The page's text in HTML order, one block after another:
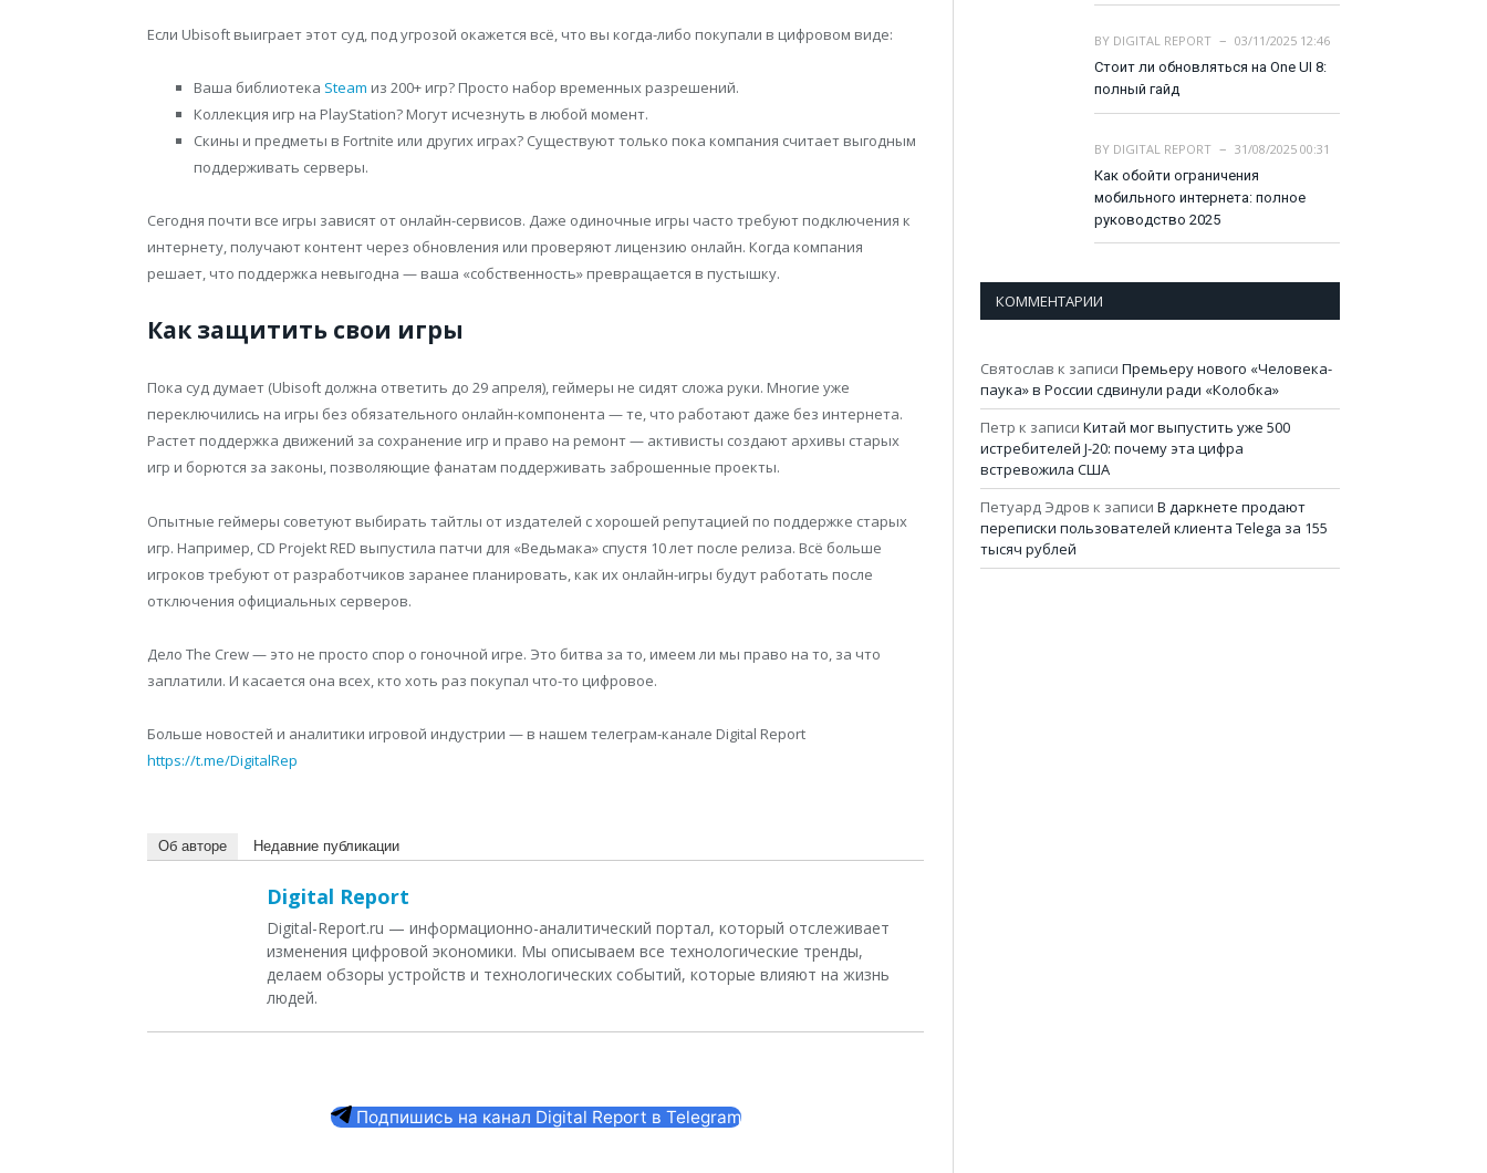
Если Ubisoft выиграет этот суд, под угрозой окажется всё, что вы когда-либо покупали в цифровом виде:
Ваша библиотека Steam из 200+ игр? Просто набор временных разрешений.
Коллекция игр на PlayStation? Могут исчезнуть в любой момент.
Скины и предметы в Fortnite или других играх? Существуют только пока компания считает выгодным
поддерживать серверы.
Сегодня почти все игры зависят от онлайн-сервисов. Даже одиночные игры часто требуют подключения к
интернету, получают контент через обновления или проверяют лицензию онлайн. Когда компания
решает, что поддержка невыгодна — ваша «собственность» превращается в пустышку.
Как защитить свои игры
Пока суд думает (Ubisoft должна ответить до 29 апреля), геймеры не сидят сложа руки. Многие уже
переключились на игры без обязательного онлайн-компонента — те, что работают даже без интернета.
Растет поддержка движений за сохранение игр и право на ремонт — активисты создают архивы старых
игр и борются за законы, позволяющие фанатам поддерживать заброшенные проекты.
Опытные геймеры советуют выбирать тайтлы от издателей с хорошей репутацией по поддержке старых
игр. Например, CD Projekt RED выпустила патчи для «Ведьмака» спустя 10 лет после релиза. Всё больше
игроков требуют от разработчиков заранее планировать, как их онлайн-игры будут работать после
отключения официальных серверов.
Дело The Crew — это не просто спор о гоночной игре. Это битва за то, имеем ли мы право на то, за что
заплатили. И касается она всех, кто хоть раз покупал что-то цифровое.
Больше новостей и аналитики игровой индустрии — в нашем телеграм-канале Digital Report
https://t.me/DigitalRep
Об авторе Недавние публикации
Digital Report
Digital-Report.ru — информационно-аналитический портал, который отслеживает
изменения цифровой экономики. Мы описываем все технологические тренды,
делаем обзоры устройств и технологических событий, которые влияют на жизнь
людей.
Подпишись на канал Digital Report в Telegram
BY DIGITAL REPORT
03/11/2025 12:46
Стоит ли обновляться на One UI 8:
полный гайд
BY DIGITAL REPORT
31/08/2025 00:31
Как обойти ограничения
мобильного интернета: полное
руководство 2025
КОММЕНТАРИИ
Святослав к записи Премьеру нового «Человека-
паука» в России сдвинули ради «Колобка»
Петр к записи Китай мог выпустить уже 500
истребителей J-20: почему эта цифра
встревожила США
Петуард Эдров к записи В даркнете продают
переписки пользователей клиента Telega за 155
тысяч рублей